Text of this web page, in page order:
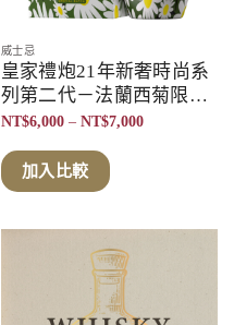
威士忌
皇家禮炮21年新奢時尚系
列第二代－法蘭西菊限定
版
NT$6,000 – NT$7,000價
加入比較